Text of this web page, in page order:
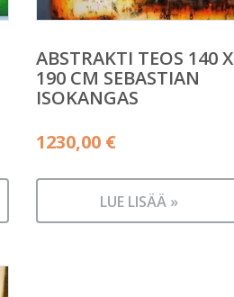
ABSTRAKTI TEOS 140 X
190 CM SEBASTIAN
ISOKANGAS
1230,00 €
LUE LISÄÄ »